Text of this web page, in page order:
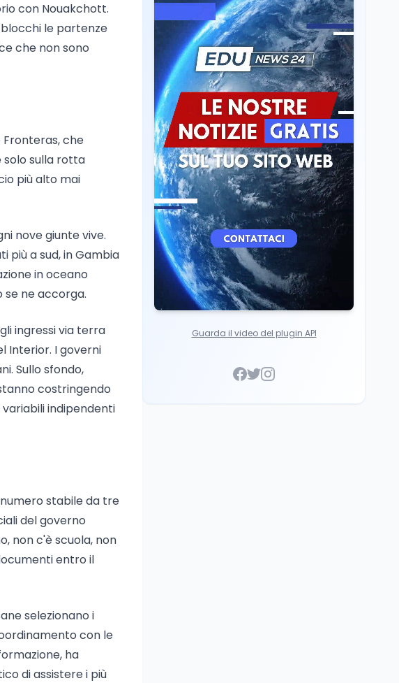
con Nouakchott.
blocchi le partenze
che non sono
Fronteras, che
solo sulla rotta
più alto mai
nove giunte vive.
più a sud, in Gambia
in oceano
se ne accorga.
ingressi via terra
Interior. I governi
Sullo sfondo,
costringendo
indipendenti
stabile da tre
del governo
non c'è scuola, non
entro il
selezionano i
con le
ha
di assistere i più
ATA: la matematica
degli arretrati fino a
4.150 euro
Cultura6 ago
Spesa culturale in
Lombardia da record,
ma la voragine Nord-
Sud triplica
Cultura 6 ago
Francesco Guccini si è
spento a Pàvana: addio
al Maestrone
Guarda il video del plugin API